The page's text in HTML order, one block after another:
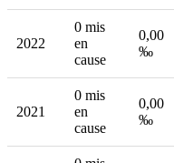
2022
0 mis
en
cause
0,00
‰
2021
0 mis
en
cause
0,00
‰